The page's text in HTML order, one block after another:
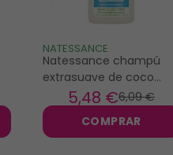
NATESSANCE
Natessance champú
extrasuave de coco
250ml
6,09 €
5,48 €
COMPRAR